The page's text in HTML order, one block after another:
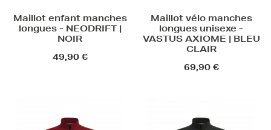
Maillot enfant manches
longues - NEODRIFT |
NOIR
49,90 €
Maillot vélo manches
longues unisexe -
VASTUS AXIOME | BLEU
CLAIR
69,90 €